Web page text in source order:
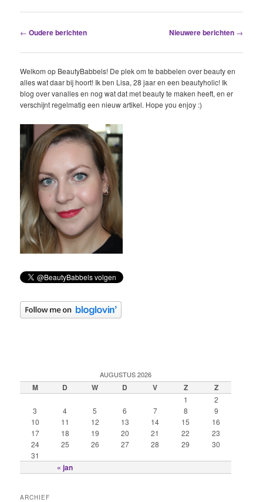
Berichtnavigatie
← Oudere berichten Nieuwere berichten →
Welkom op BeautyBabbels! De plek om te babbelen over beauty en
alles wat daar bij hoort! Ik ben Lisa, 28 jaar en een beautyholic! Ik
blog over vanalles en nog wat dat met beauty te maken heeft, en er
verschijnt regelmatig een nieuw artikel. Hope you enjoy :)
AUGUSTUS 2026
M D W D V Z Z
« jan
1
2
3
4 5 6 7 8
9
10
11 12 13 14 15
16
17
18 19 20 21 22
23
24
25 26 27 28 29
30
31
ARCHIEF